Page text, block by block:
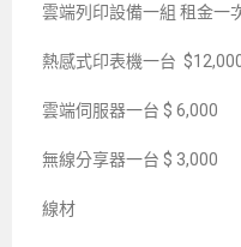
雲端列印設備一組 租金一
熱感式印表機一台
雲端伺服器一台 $ 6,000
無線分享器一台 $ 3,000
線材